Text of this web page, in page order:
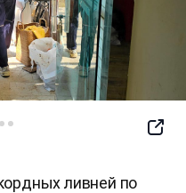
SNS
ливней по